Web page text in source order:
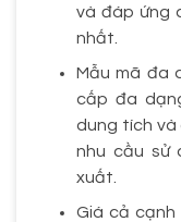
và đáp ứng
nhất.
Mẫu mã đa
cấp đa
dung tích và
nhu cầu sử
xuất.
Giá cả cạnh